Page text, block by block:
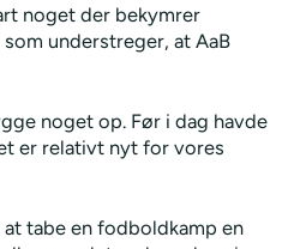
noget der bekymrer
understreger, at AaB
noget op. Før i dag havde
er relativt nyt for vores
tabe en fodboldkamp en